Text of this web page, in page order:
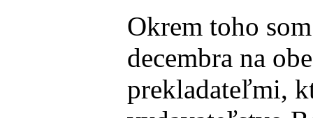
Okrem toho
decembra na
prekladateľmi,